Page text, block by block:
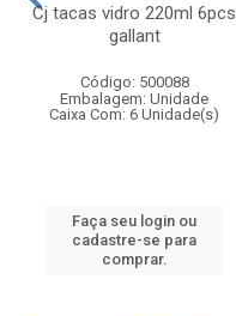
Cj tacas vidro 220ml 6pcs
gallant
Código: 500088
Embalagem: Unidade
Caixa Com: 6 Unidade(s)
Faça seu login ou
cadastre-se para
comprar.